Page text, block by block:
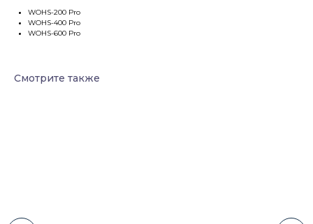
WOHS-200 Pro
WOHS-400 Pro
WOHS-600 Pro
Смотрите также